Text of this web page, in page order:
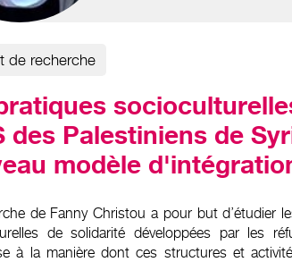
de recherche
des Palestiniens de
modèle
de Fanny Christou a pour but d’étudier
de solidarité développées par les
à la manière dont ces structures et